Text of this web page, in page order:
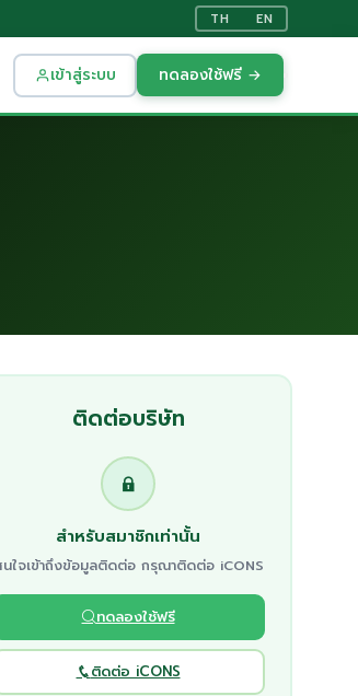
TH EN
เข้าสู่ระบบ ทดลองใช้ฟรี →
ติดต่อบริษัท
สำหรับสมาชิกเท่านั้น
ใจเข้าถึงข้อมูลติดต่อ กรุณาติดต่อ iCONS
ทดลองใช้ฟรี
ติดต่อ iCONS